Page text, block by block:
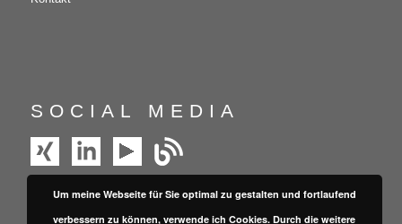
SOCIAL MEDIA
Um meine Webseite für Sie optimal zu gestalten und fortlaufend
verbessern zu können, verwende ich Cookies. Durch die weitere